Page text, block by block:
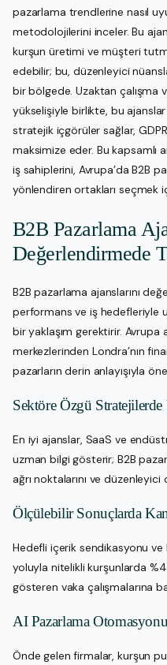
pazarlama trendlerine nasıl
metodolojilerini inceler. Bu
kurşun üretimi ve müşteri
edebilir; bu, düzenleyici
bir bölgede. Uzaktan çalışma
yükselişiyle birlikte, bu ajanslar
stratejik içgörüler sağlar,
maksimize eder. Bu kapsamlı
iş sahiplerini, Avrupa’da B2B
yönlendiren ortakları seçmek
B2B Pazarlama
Değerlendirmede
B2B pazarlama ajanslarını
performans ve iş hedefleriyle
bir yaklaşım gerektirir. Avrupa
merkezlerinden Londra’nın
pazarların derin anlayışıyla
Sektöre Özgü Stratejilerde
En iyi ajanslar, SaaS ve
uzman bilgi gösterir; B2B
ağrı noktalarını ve
Ölçülebilir Sonuçlarda
Hedefli içerik sendikasyonu
yoluyla nitelikli kurşunlarda
gösteren vaka çalışmalarına
AI Pazarlama
Önde gelen firmalar, kurşun